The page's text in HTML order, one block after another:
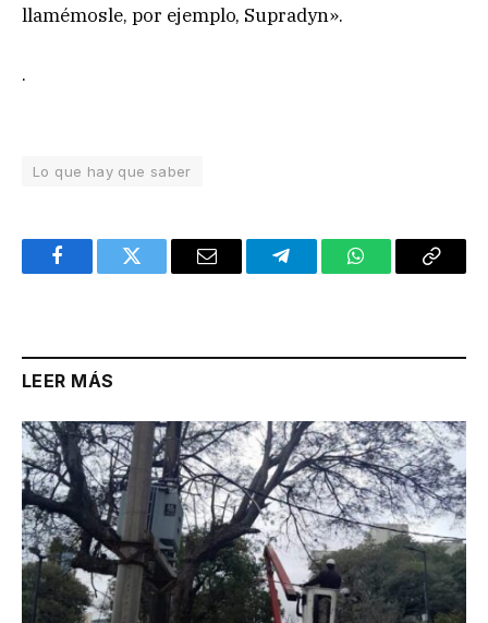
llamémosle, por ejemplo, Supradyn».
.
Lo que hay que saber
FacebookTwitter Email TelegramWhatsAppCopy
LEER MÁS